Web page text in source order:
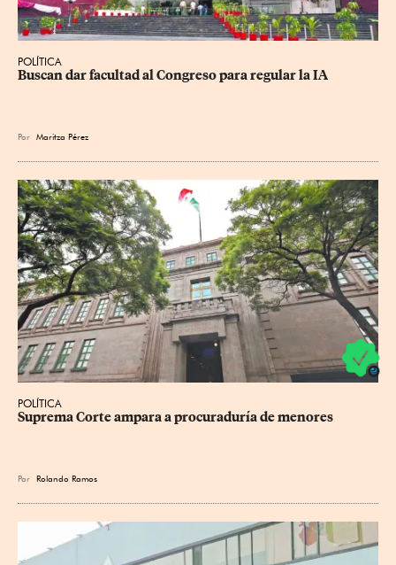
POLÍTICA
Buscan dar facultad al Congreso para regular la IA
Por Maritza Pérez
POLÍTICA
Suprema Corte ampara a procuraduría de menores
Por Rolando Ramos